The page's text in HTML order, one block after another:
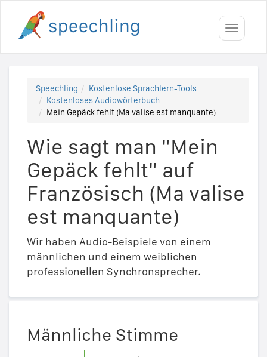
Toggle
Speechling
Kostenlose Sprachlern-Tools
Kostenloses Audiowörterbuch
Mein Gepäck fehlt (Ma valise est manquante)
Wie sagt man "Mein
Gepäck fehlt" auf
Französisch (Ma valise
est manquante)
Wir haben Audio-Beispiele von einem
männlichen und einem weiblichen
professionellen Synchronsprecher.
Männliche Stimme